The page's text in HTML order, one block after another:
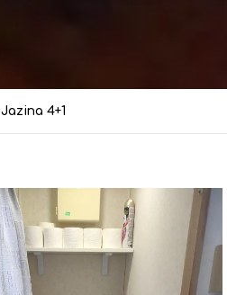
Jazina 4+1